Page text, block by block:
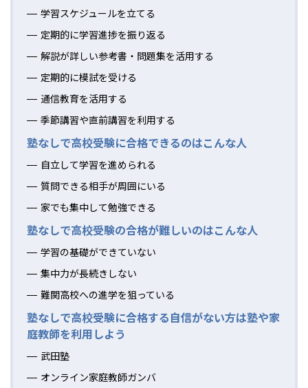
学習スケジュールを立てる
定期的に学習進捗を振り返る
解説が詳しい参考書・問題集を活用する
定期的に模試を受ける
通信教育を活用する
季節講習や直前講習を利用する
塾なしで高校受験に合格できるのはこんな人
自立して学習を進められる
質問できる相手が周囲にいる
家でも集中して勉強できる
塾なしで高校受験の合格が難しいのはこんな人
学習の基礎ができていない
集中力が長続きしない
難関高校への進学を狙っている
塾なしで高校受験に合格する自信がない方は塾や家
庭教師を利用しよう
武田塾
オンライン家庭教師ガンバ